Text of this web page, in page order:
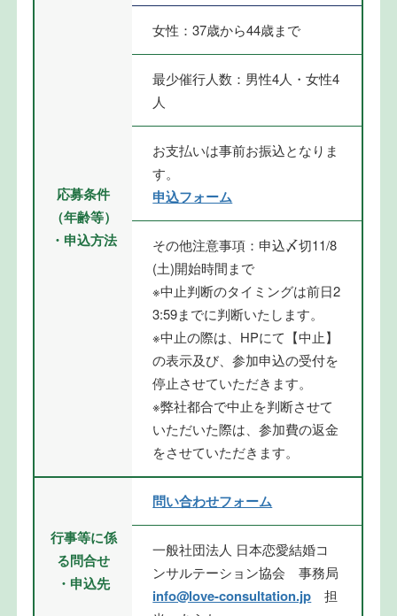
応募条件
（年齢等）
・申込方法
女性：37歳から44歳まで
最少催行人数：男性4人・女性4
人
お支払いは事前お振込となりま
す。
申込フォーム
その他注意事項：申込〆切11/8
(土)開始時間まで
※中止判断のタイミングは前日2
3:59までに判断いたします。
※中止の際は、HPにて【中止】
の表示及び、参加申込の受付を
停止させていただきます。
※弊社都合で中止を判断させて
いただいた際は、参加費の返金
をさせていただきます。
行事等に係
る問合せ
・申込先
問い合わせフォーム
一般社団法人 日本恋愛結婚コ
ンサルテーション協会 事務局
info@love-consultation.jp 担